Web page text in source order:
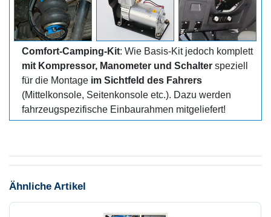
Comfort-Camping-Kit: Wie Basis-Kit jedoch komplett
mit Kompressor, Manometer und Schalter speziell
für die Montage im Sichtfeld des Fahrers
(Mittelkonsole, Seitenkonsole etc.). Dazu werden
fahrzeugspezifische Einbaurahmen mitgeliefert!
Ähnliche Artikel